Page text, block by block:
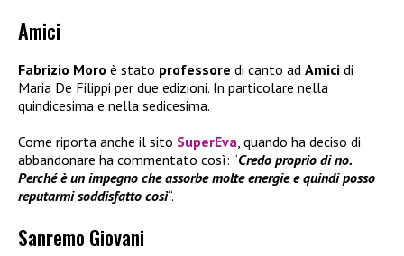
Amici
Fabrizio Moro è stato professore di canto ad Amici di
Maria De Filippi per due edizioni. In particolare nella
quindicesima e nella sedicesima.
Come riporta anche il sito SuperEva, quando ha deciso di
abbandonare ha commentato così: “Credo proprio di no.
Perché è un impegno che assorbe molte energie e quindi posso
reputarmi soddisfatto così“.
Sanremo Giovani